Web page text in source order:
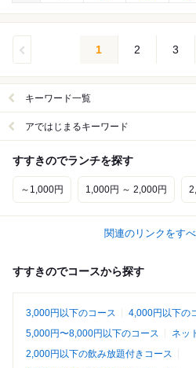
1 2 3
キーワード一覧
アではじまるキーワード
すすきのでランチを探す
～1,000円 1,000円 ～ 2,000円
関連のリンクをす
すすきのでコースから探す
3,000円以下のコース
4,000円以下の
5,000円〜8,000円以下のコース
ネッ
2,000円以下の飲み放題付きコース